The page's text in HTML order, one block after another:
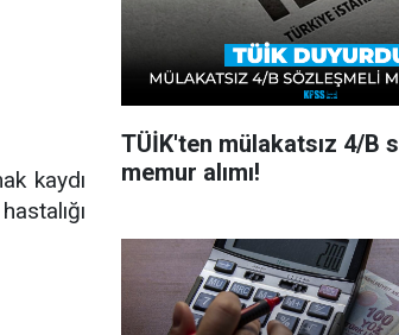
kaydı
TÜİK'ten mülakatsız 4/B
memur alımı!